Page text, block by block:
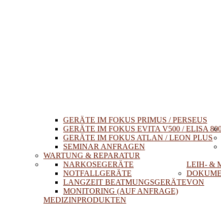
GERÄTE IM FOKUS PRIMUS / PERSEUS
GERÄTE IM FOKUS EVITA V500 / ELISA
GERÄTE IM FOKUS ATLAN / LEON PLUS
SEMINAR ANFRAGEN
WARTUNG & REPARATUR
LEIH- &
NARKOSEGERÄTE
NOTFALLGERÄTE
LANGZEIT BEATMUNGSGERÄTE
MONITORING (AUF ANFRAGE)
VON
MEDIZINPRODUKTEN